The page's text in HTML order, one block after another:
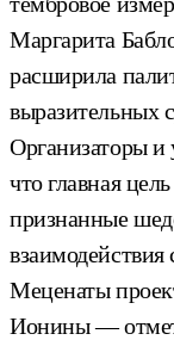
Маргарита
расширила
выразительных
Организаторы и
что главная
признанные
взаимодействия
Меценаты
Ионины —